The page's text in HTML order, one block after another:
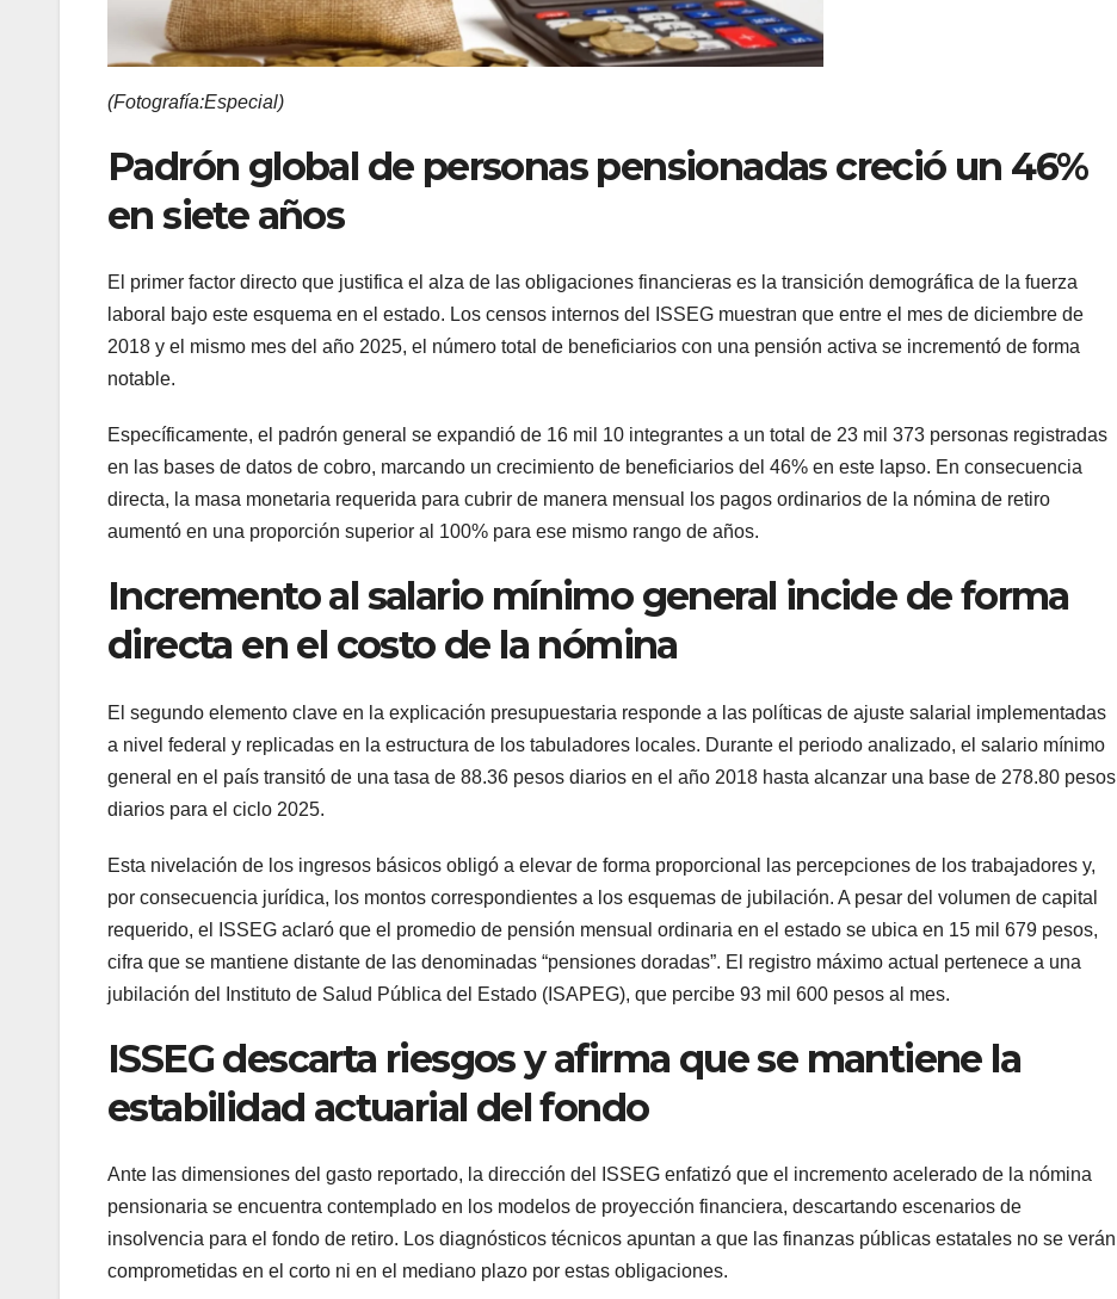
(Fotografía:Especial)
Padrón global de personas pensionadas creció un 46%
en siete años
El primer factor directo que justifica el alza de las obligaciones financieras es la transición demográfica de la fuerza
laboral bajo este esquema en el estado. Los censos internos del ISSEG muestran que entre el mes de diciembre de
2018 y el mismo mes del año 2025, el número total de beneficiarios con una pensión activa se incrementó de forma
notable.
Específicamente, el padrón general se expandió de 16 mil 10 integrantes a un total de 23 mil 373 personas registradas
en las bases de datos de cobro, marcando un crecimiento de beneficiarios del 46% en este lapso. En consecuencia
directa, la masa monetaria requerida para cubrir de manera mensual los pagos ordinarios de la nómina de retiro
aumentó en una proporción superior al 100% para ese mismo rango de años.
Incremento al salario mínimo general incide de forma
directa en el costo de la nómina
El segundo elemento clave en la explicación presupuestaria responde a las políticas de ajuste salarial implementadas
a nivel federal y replicadas en la estructura de los tabuladores locales. Durante el periodo analizado, el salario mínimo
general en el país transitó de una tasa de 88.36 pesos diarios en el año 2018 hasta alcanzar una base de 278.80 pesos
diarios para el ciclo 2025.
Esta nivelación de los ingresos básicos obligó a elevar de forma proporcional las percepciones de los trabajadores y,
por consecuencia jurídica, los montos correspondientes a los esquemas de jubilación. A pesar del volumen de capital
requerido, el ISSEG aclaró que el promedio de pensión mensual ordinaria en el estado se ubica en 15 mil 679 pesos,
cifra que se mantiene distante de las denominadas “pensiones doradas”. El registro máximo actual pertenece a una
jubilación del Instituto de Salud Pública del Estado (ISAPEG), que percibe 93 mil 600 pesos al mes.
ISSEG descarta riesgos y afirma que se mantiene la
estabilidad actuarial del fondo
Ante las dimensiones del gasto reportado, la dirección del ISSEG enfatizó que el incremento acelerado de la nómina
pensionaria se encuentra contemplado en los modelos de proyección financiera, descartando escenarios de
insolvencia para el fondo de retiro. Los diagnósticos técnicos apuntan a que las finanzas públicas estatales no se verán
comprometidas en el corto ni en el mediano plazo por estas obligaciones.